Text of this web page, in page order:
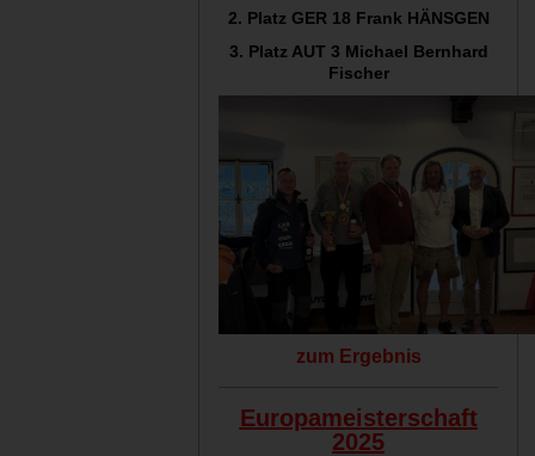
2. Platz GER 18 Frank HÄNSGEN
3. Platz AUT 3 Michael Bernhard
Fischer
zum Ergebnis
Europameisterschaft
2025